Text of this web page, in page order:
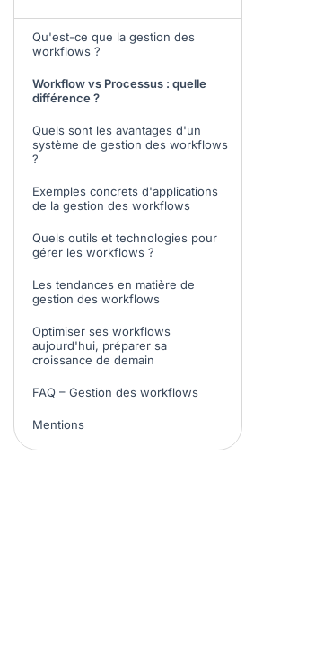
Qu'est-ce que la gestion des
workflows ?
Workflow vs Processus : quelle
différence ?
Quels sont les avantages d'un
système de gestion des workflows
?
Exemples concrets d'applications
de la gestion des workflows
Quels outils et technologies pour
gérer les workflows ?
Les tendances en matière de
gestion des workflows
Optimiser ses workflows
aujourd'hui, préparer sa
croissance de demain
FAQ – Gestion des workflows
Mentions